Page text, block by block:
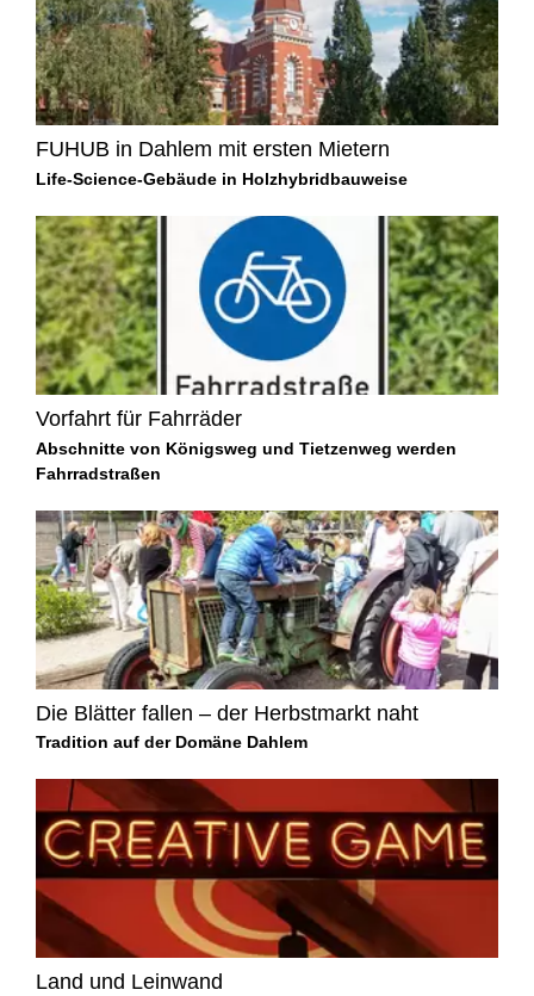
FUHUB in Dahlem mit ersten Mietern
Life-Science-Gebäude in Holzhybridbauweise
Vorfahrt für Fahrräder
Abschnitte von Königsweg und Tietzenweg werden
Fahrradstraßen
Die Blätter fallen – der Herbstmarkt naht
Tradition auf der Domäne Dahlem
Land und Leinwand